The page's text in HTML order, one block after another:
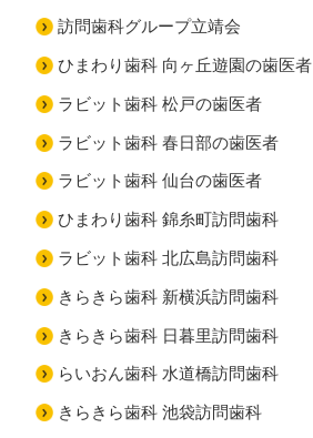
訪問歯科グループ立靖会
ひまわり歯科 向ヶ丘遊園の歯医者
ラビット歯科 松戸の歯医者
ラビット歯科 春日部の歯医者
ラビット歯科 仙台の歯医者
ひまわり歯科 錦糸町訪問歯科
ラビット歯科 北広島訪問歯科
きらきら歯科 新横浜訪問歯科
きらきら歯科 日暮里訪問歯科
らいおん歯科 水道橋訪問歯科
きらきら歯科 池袋訪問歯科